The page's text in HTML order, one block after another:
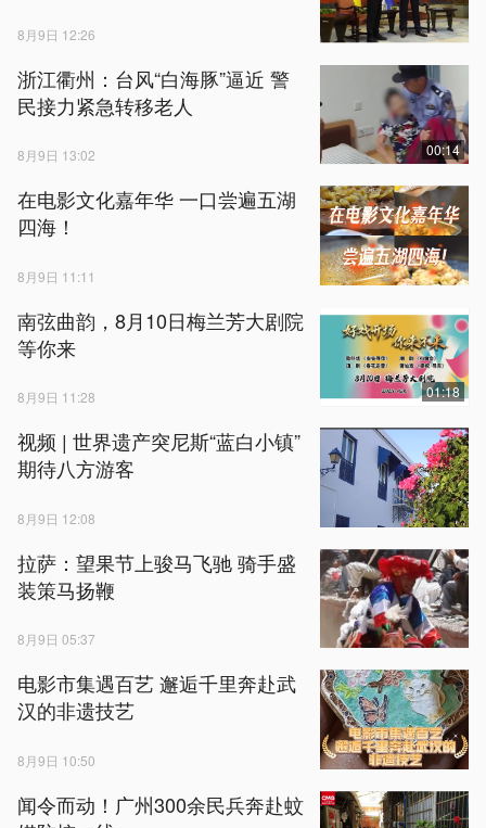
8月9日 12:26
浙江衢州：台风“白海豚”逼近 警
民接力紧急转移老人
8月9日 13:02 00:14
在电影文化嘉年华 一口尝遍五湖
四海！
8月9日 11:11
南弦曲韵，8月10日梅兰芳大剧院
等你来
8月9日 11:28 01:18
视频 | 世界遗产突尼斯“蓝白小镇”
期待八方游客
8月9日 12:08
拉萨：望果节上骏马飞驰 骑手盛
装策马扬鞭
8月9日 05:37
电影市集遇百艺 邂逅千里奔赴武
汉的非遗技艺
8月9日 10:50
闻令而动！广州300余民兵奔赴蚊